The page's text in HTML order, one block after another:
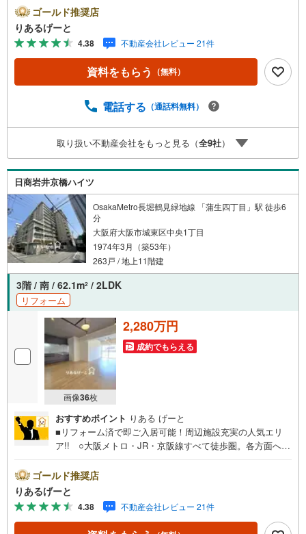
る大型モール。周辺環境充実の好立地！■物件検討中のお客
さま！ちょっと見学してみたいだけなどでも内覧可能で
す！売主さまの都合等で見学ができない場合がございま
す。お気軽に「りあるげーと」までお問合わせ下さい！■
「りあるげーと」が選ばれるポイント！■年中休まず営業
中！いつでも対応致します！・営業時間:9:00～21:00上記
可能です！■各種相談、承ります！■【無料送迎】「小さな
取りづらい」などご相談ください！営業スタッフがご自宅
に伺って送迎致します！【リフォーム相談】資格を持った
専門スタッフがお悩みに合わせてお話をうかがい、お客さ
まにぴったりの提案を行います！■その他:物件相談、住宅
ローン相談、ご質問、気になること、何でもお気軽にご相
談ください！
ゴールド推奨店
りあるげーと
4.38 不動産会社レビュー 21件
資料をもらう （無料）
電話する （通話料無料）
取り扱い不動産会社をもっと見る（全9社）
日商岩井京橋ハイツ
OsakaMetro長堀鶴見緑地線 「蒲生四丁目」駅 徒歩6
分
大阪府大阪市城東区中央1丁目
1974年3月（築53年）
263戸 / 地上11階建
3階 / 南 / 62.1m2 / 2LDK
リフォーム
画像36枚
2,280万円
成約でもらえる
おすすめポイント りある げーと
■リフォーム済で即ご入居可能！周辺施設充実の人気エリ
ア!! ○大阪メトロ・JR・京阪線すべて徒歩圏。各方面への
DK16帖以上のゆとりの間取り！■物件検討中のお客さま！
ちょっと見学してみたいだけなどでも内覧可能です！売主
さまの都合等で見学ができない場合がございます。お気軽
に「りあるげーと」までお問合わせ下さい！■「りあるげー
と」が選ばれるポイント！■年中休まず営業中！いつでも対
ゴールド推奨店
りあるげーと
4.38 不動産会社レビュー 21件